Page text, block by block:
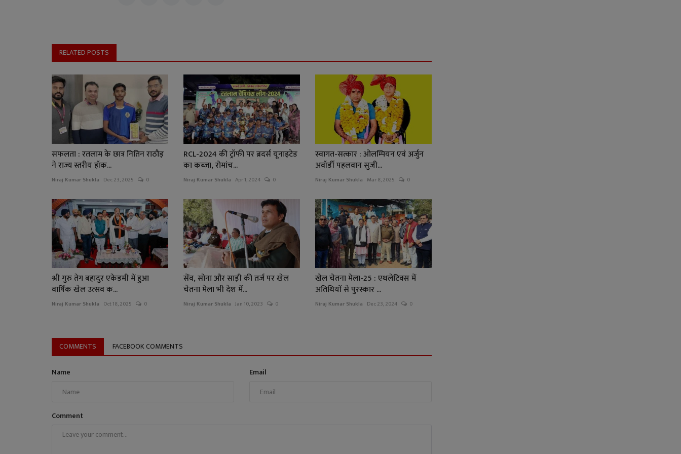
RELATED POSTS
सफलता : रतलाम के छात्र नितिन राठौड़
ने राज्य स्तरीय हॉक...
Niraj Kumar Shukla Dec 23, 2025 0
RCL-2024 की ट्रॉफी पर ब्रदर्स यूनाइटेड
का कब्जा, रोमांच...
Niraj Kumar Shukla Apr 1, 2024 0
स्वागत-सत्कार : ओलम्पियन एवं अर्जुन
अवॉर्डी पहलवान सुजी...
Niraj Kumar Shukla Mar 8, 2025 0
श्री गुरु तेग बहादुर एकेडमी में हुआ
वार्षिक खेल उत्सव क...
Niraj Kumar Shukla Oct 18, 2025 0
सेंव, सोना और साड़ी की तर्ज पर खेल
चेतना मेला भी देश में...
Niraj Kumar Shukla Jan 10, 2023 0
खेल चेतना मेला-25 : एथलेटिक्स में
अतिथियों से पुरस्कार ...
Niraj Kumar Shukla Dec 23, 2024 0
COMMENTS FACEBOOK COMMENTS
Name Email
Comment